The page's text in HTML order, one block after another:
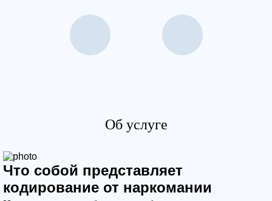
Об услуге
Что собой представляет
кодирование от наркомании